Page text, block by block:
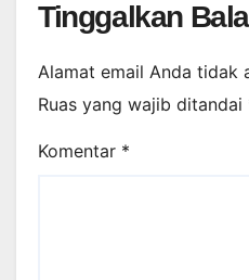
Tinggalkan
Alamat email Anda tidak
Ruas yang wajib ditandai
Komentar *